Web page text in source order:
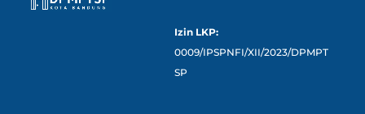
Izin LKP:
0009/IPSPNFI/XII/2023/DPMPT
SP